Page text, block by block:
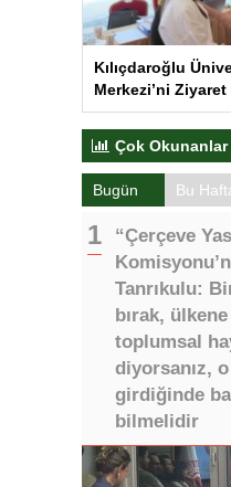
Kılıçdaroğlu
Merkezi’ni Ziyaret
Çok Okunanlar
Bugün Bu
“Çerçeve
Tanrıkulu:
bırak,
toplumsal
diyorsanız,
girdiğinde
bilmelidir